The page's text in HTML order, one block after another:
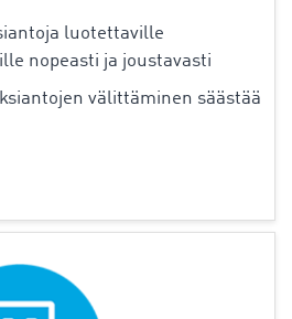
luotettaville
nopeasti ja joustavasti
välittäminen säästää